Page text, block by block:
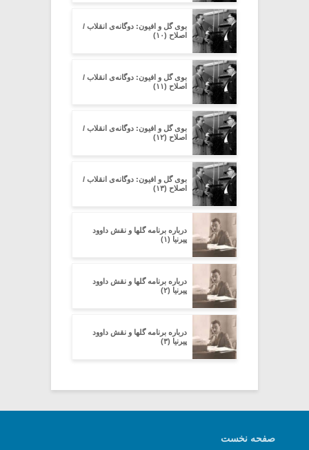
بوی گل و افیون: دوگانه‌ی انقلاب /
اصلاح (۱۰)
بوی گل و افیون: دوگانه‌ی انقلاب /
اصلاح (۱۱)
بوی گل و افیون: دوگانه‌ی انقلاب /
اصلاح (۱۲)
بوی گل و افیون: دوگانه‌ی انقلاب /
اصلاح (۱۳)
درباره برنامه گلها و نقش داوود
پیرنیا (۱)
درباره برنامه گلها و نقش داوود
پیرنیا (۲)
درباره برنامه گلها و نقش داوود
پیرنیا (۳)
صفحه نخست